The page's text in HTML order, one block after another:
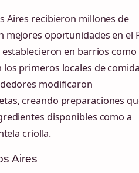
Aires recibieron millones de
mejores oportunidades en el
establecieron en barrios como
primeros locales de
modificaron
creando preparaciones
disponibles como a
criolla.
Aires